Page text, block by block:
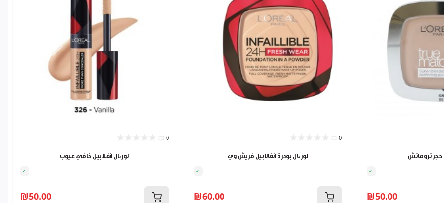
0
لوریال انفلابيل خافي عيوب
₪50.00
0
لوریال بودرة انفالابيل فريش وي
₪60.00
حجر تروماتش
₪50.00